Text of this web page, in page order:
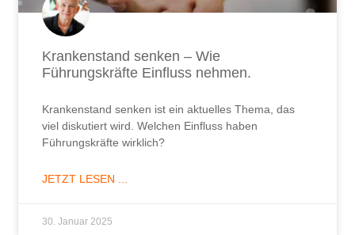
Krankenstand senken – Wie
Führungskräfte Einfluss nehmen.
Krankenstand senken ist ein aktuelles Thema, das
viel diskutiert wird. Welchen Einfluss haben
Führungskräfte wirklich?
JETZT LESEN ...
30. Januar 2025